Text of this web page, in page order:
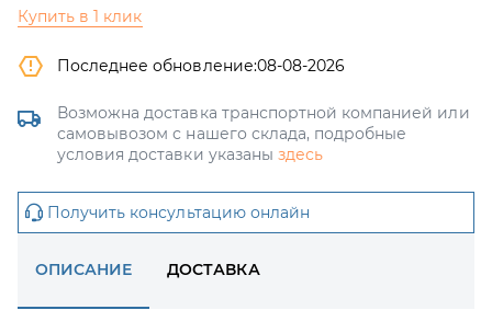
Купить в 1 клик
Последнее обновление:08-08-2026
Возможна доставка транспортной компанией или
самовывозом с нашего склада, подробные
условия доставки указаны здесь
Получить консультацию онлайн
ОПИСАНИЕ ДОСТАВКА